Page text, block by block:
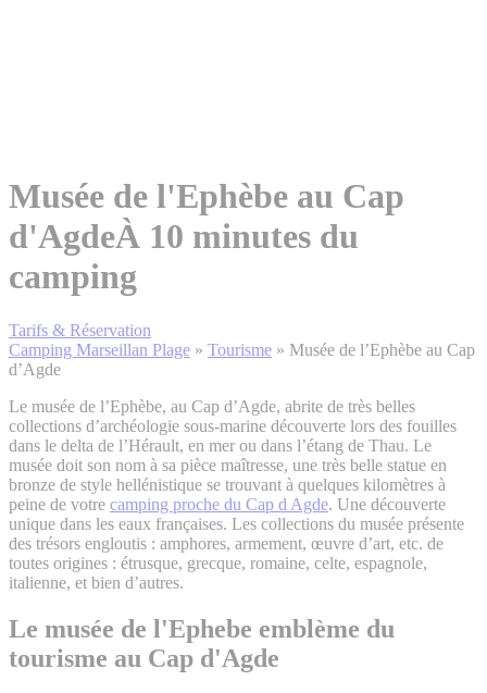
Musée de l'Ephèbe au Cap
d'AgdeÀ 10 minutes du
camping
Tarifs & Réservation
Camping Marseillan Plage » Tourisme » Musée de l’Ephèbe au Cap
d’Agde
Le musée de l’Ephèbe, au Cap d’Agde, abrite de très belles
collections d’archéologie sous-marine découverte lors des fouilles
dans le delta de l’Hérault, en mer ou dans l’étang de Thau. Le
musée doit son nom à sa pièce maîtresse, une très belle statue en
bronze de style hellénistique se trouvant à quelques kilomètres à
peine de votre camping proche du Cap d Agde. Une découverte
unique dans les eaux françaises. Les collections du musée présente
des trésors engloutis : amphores, armement, œuvre d’art, etc. de
toutes origines : étrusque, grecque, romaine, celte, espagnole,
italienne, et bien d’autres.
Le musée de l'Ephebe emblème du
tourisme au Cap d'Agde